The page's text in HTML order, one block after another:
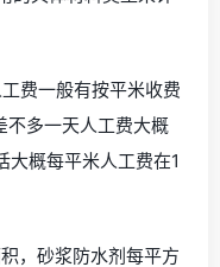
费一般有按平米收费
不多一天人工费大概
概每平米人工费在1
，砂浆防水剂每平方